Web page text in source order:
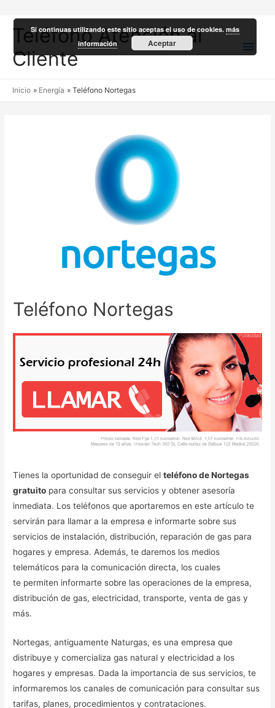
Teléfono Atención al
Cliente
Inicio Energía Teléfono Nortegas
Teléfono Nortegas
Tienes la oportunidad de conseguir elteléfono de Nortegas
gratuito para consultar sus servicios y obtener asesoría
inmediata. Los teléfonos que aportaremos en este artículo te
servirán para llamar a la empresa e informarte sobre sus
servicios de instalación, distribución, reparación de gas para
hogares y empresa. Además, te daremos los medios
telemáticos para la comunicación directa, los cuales
te permiten informarte sobre las operaciones de la empresa,
distribución de gas, electricidad, transporte, venta de gas y
más.
Nortegas, antiguamente Naturgas, es una empresa que
distribuye y comercializa gas natural y electricidad a los
hogares y empresas. Dada la importancia de sus servicios, te
informaremos los canales de comunicación para consultar sus
tarifas, planes, procedimientos y contrataciones.
Si continuas utilizando este sitio aceptas el uso de cookies.más
información
Aceptar